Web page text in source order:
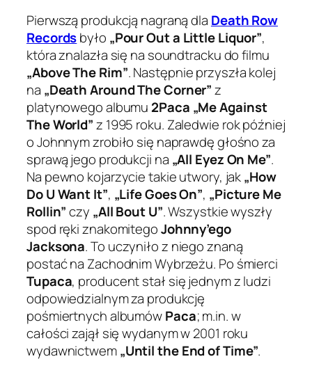
Pierwszą produkcją nagraną dla Death Row
Recordsbyło „Pour Out a Little Liquor”,
która znalazła się na soundtracku do filmu
„Above The Rim”. Następnie przyszła kolej
na „Death Around The Corner”z
platynowego albumu 2Paca „Me Against
The World”z 1995 roku. Zaledwie rok później
o Johnnym zrobiło się naprawdę głośno za
sprawą jego produkcji na „All Eyez On Me”.
Na pewno kojarzycie takie utwory, jak„How
Do U Want It”, „Life Goes On”, „Picture Me
Rollin”czy „All Bout U”. Wszystkie wyszły
spod ręki znakomitegoJohnny’ego
Jacksona. To uczyniło z niego znaną
postać na Zachodnim Wybrzeżu. Po śmierci
Tupaca, producent stał się jednym z ludzi
odpowiedzialnym za produkcję
pośmiertnych albumówPaca; m.in. w
całości zajął się wydanym w 2001 roku
wydawnictwem„Until the End of Time”.